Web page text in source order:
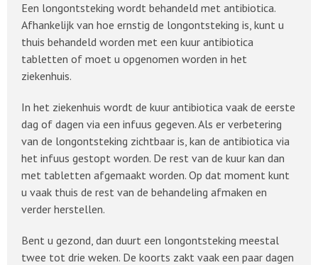
Een longontsteking wordt behandeld met antibiotica.
Afhankelijk van hoe ernstig de longontsteking is, kunt u
thuis behandeld worden met een kuur antibiotica
tabletten of moet u opgenomen worden in het
ziekenhuis.
In het ziekenhuis wordt de kuur antibiotica vaak de eerste
dag of dagen via een infuus gegeven. Als er verbetering
van de longontsteking zichtbaar is, kan de antibiotica via
het infuus gestopt worden. De rest van de kuur kan dan
met tabletten afgemaakt worden. Op dat moment kunt
u vaak thuis de rest van de behandeling afmaken en
verder herstellen.
Bent u gezond, dan duurt een longontsteking meestal
twee tot drie weken. De koorts zakt vaak een paar dagen